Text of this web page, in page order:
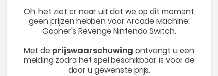
Oh, het ziet er naar uit dat we op dit moment
geen prijzen hebben voor Arcade Machine:
Gopher's Revenge Nintendo Switch.
Met de prijswaarschuwing ontvangt u een
melding zodra het spel beschikbaar is voor de
door u gewenste prijs.